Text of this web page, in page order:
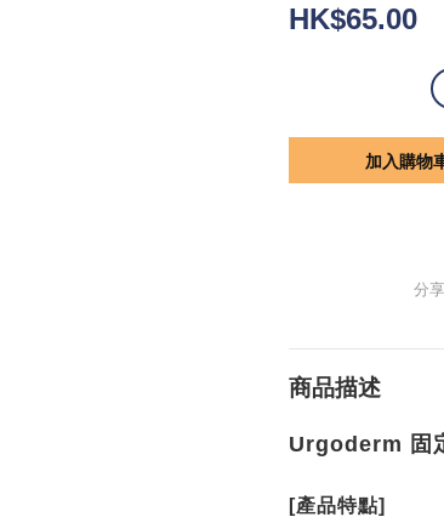
HK$65.00
加入購物
分
商品描述
Urgoderm 固
[產品特點]